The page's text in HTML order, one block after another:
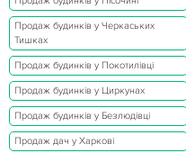
Продаж будинків у Черкаських
Тишках
Продаж будинків у Покотилівці
Продаж будинків у Циркунах
Продаж будинків у Безлюдівці
Продаж дач у Харкові